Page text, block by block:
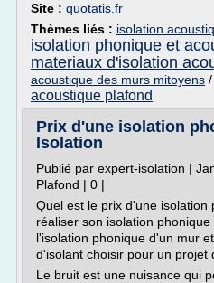
Site : quotatis.fr
Thèmes liés : isolation
isolation phonique et
materiaux d'isolation
acoustique des murs mitoyens /
acoustique plafond
Prix d'une isolation
Isolation
Publié par expert-isolation |
Plafond | 0 |
Quel est le prix d'une isolation
réaliser son isolation
l'isolation phonique d'un mur
d'isolant choisir pour un projet
Le bruit est une nuisance qui